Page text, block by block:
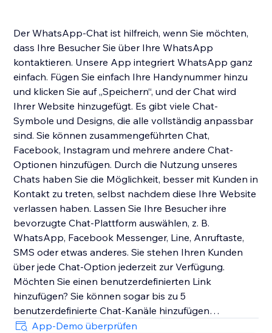
Der WhatsApp-Chat ist hilfreich, wenn Sie möchten,
dass Ihre Besucher Sie über Ihre WhatsApp
kontaktieren. Unsere App integriert WhatsApp ganz
einfach. Fügen Sie einfach Ihre Handynummer hinzu
und klicken Sie auf „Speichern“, und der Chat wird
Ihrer Website hinzugefügt. Es gibt viele Chat-
Symbole und Designs, die alle vollständig anpassbar
sind. Sie können zusammengeführten Chat,
Facebook, Instagram und mehrere andere Chat-
Optionen hinzufügen. Durch die Nutzung unseres
Chats haben Sie die Möglichkeit, besser mit Kunden in
Kontakt zu treten, selbst nachdem diese Ihre Website
verlassen haben. Lassen Sie Ihre Besucher ihre
bevorzugte Chat-Plattform auswählen, z. B.
WhatsApp, Facebook Messenger, Line, Anruftaste,
SMS oder etwas anderes. Sie stehen Ihren Kunden
über jede Chat-Option jederzeit zur Verfügung.
Möchten Sie einen benutzerdefinierten Link
hinzufügen? Sie können sogar bis zu 5
benutzerdefinierte Chat-Kanäle hinzufügen
App-Demo überprüfen